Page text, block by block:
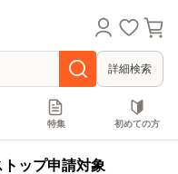
詳細検索
特集 初めての方
ップ申請対象